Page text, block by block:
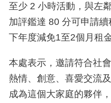
至少2 小時活動，與左
加評鑑達 80 分可申請
下年度減免1至2個月租
本處表示，邀請符合社
熱情、創意、喜愛交流
成為這個大家庭的夥伴